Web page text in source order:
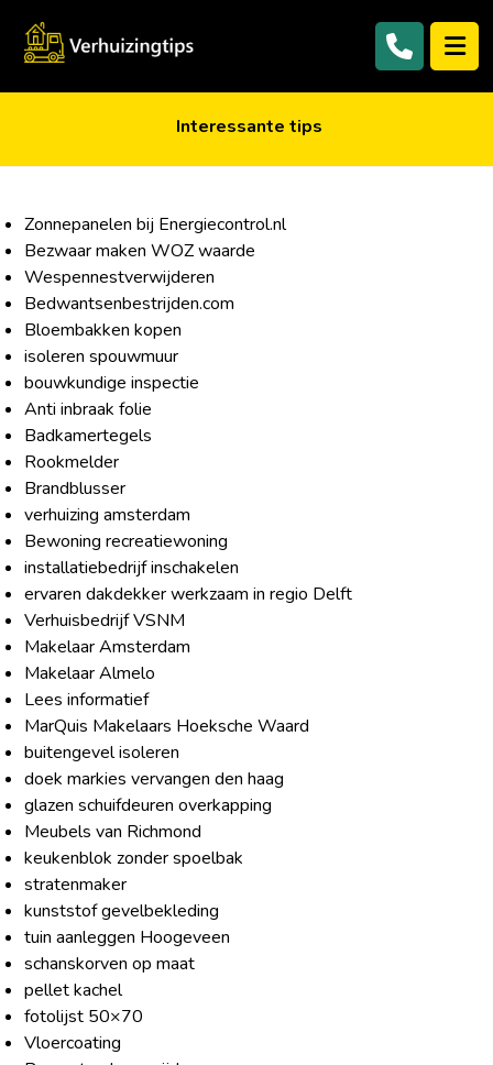
Interessante tips
Zonnepanelen bij Energiecontrol.nl
Bezwaar maken WOZ waarde
Wespennestverwijderen
Bedwantsenbestrijden.com
Bloembakken kopen
isoleren spouwmuur
bouwkundige inspectie
Anti inbraak folie
Badkamertegels
Rookmelder
Brandblusser
verhuizing amsterdam
Bewoning recreatiewoning
installatiebedrijf inschakelen
ervaren dakdekker werkzaam in regio Delft
Verhuisbedrijf VSNM
Makelaar Amsterdam
Makelaar Almelo
Lees informatief
MarQuis Makelaars Hoeksche Waard
buitengevel isoleren
doek markies vervangen den haag
glazen schuifdeuren overkapping
Meubels van Richmond
keukenblok zonder spoelbak
stratenmaker
kunststof gevelbekleding
tuin aanleggen Hoogeveen
schanskorven op maat
pellet kachel
fotolijst 50×70
Vloercoating